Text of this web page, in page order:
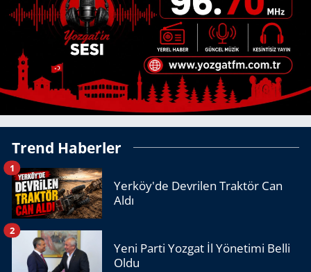
Trend Haberler
Yerköy'de Devrilen Traktör Can
Aldı
1
Yeni Parti Yozgat İl Yönetimi Belli
Oldu
2